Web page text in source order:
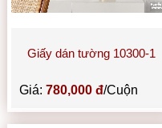
Giấy dán tường 10300-1
Giá:780,000 đ/Cuộn